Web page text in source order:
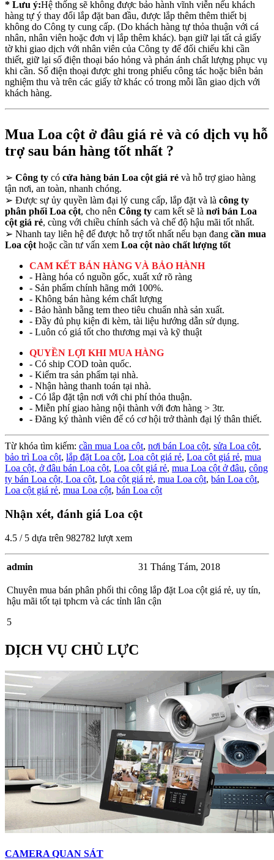
* Lưu ý:Hệ thống sẽ không được bảo hành vĩnh viễn nếu khách
hàng tự ý thay đổi lắp đặt ban đầu, được lắp thêm thêm thiết bị
không do Công ty cung cấp. (Do khách hàng tự thỏa thuận với cá
nhân, nhân viên hoặc đơn vị lắp thêm khác). bạn giữ lại tất cả giấy
tờ khi giao dịch với nhân viên của Công ty để đối chiếu khi cần
thiết, giữ lại số điện thoại báo hỏng và phản ánh chất lượng phục vụ
khi cần. Số điện thoại được ghi trong phiếu công tác hoặc biên bản
nghiệm thu và trên các giấy tờ khác có trong mỗi lần giao dịch với
khách hàng.
Mua Loa cột ở đâu giá rẻ và có dịch vụ hỗ
trợ sau bán hàng tốt nhất ?
➢ Công ty có cửa hàng bán Loa cột giá rẻ và hỗ trợ giao hàng
tận nơi, an toàn, nhanh chóng.
➢ Được sự ủy quyền làm đại lý cung cấp, lắp đặt và là công ty
phân phối Loa cột, cho nên Công ty cam kết sẽ là nơi bán Loa
cột giá rẻ, cùng với chiều chính sách và chế độ hậu mãi tốt nhất.
➢ Nhanh tay liên hệ để được hỗ trợ tốt nhất nếu bạn đang cần mua
Loa cột hoặc cần tư vấn xem Loa cột nào chất lượng tốt
CAM KẾT BÁN HÀNG VÀ BẢO HÀNH
- Hàng hóa có nguồn gốc, xuất xứ rõ ràng
- Sản phẩm chính hãng mới 100%.
- Không bán hàng kém chất lượng
- Bảo hành bằng tem theo tiêu chuẩn nhà sản xuất.
- Đầy đủ phụ kiện đi kèm, tài liệu hướng dẫn sử dụng.
- Luôn có giá tốt cho thương mại và kỹ thuật
QUYỀN LỢI KHI MUA HÀNG
- Có ship COD toàn quốc.
- Kiểm tra sản phẩm tại nhà.
- Nhận hàng thanh toán tại nhà.
- Có lắp đặt tận nơi với chi phí thỏa thuận.
- Miễn phí giao hàng nội thành với đơn hàng > 3tr.
- Đăng ký thành viên để có cơ hội trở thành đại lý thân thiết.
Từ khóa tìm kiếm: cần mua Loa cột, nơi bán Loa cột, sửa Loa cột,
bảo trì Loa cột, lắp đặt Loa cột, Loa cột giá rẻ, Loa cột giá rẻ, mua
Loa cột, ở đâu bán Loa cột, Loa cột giá rẻ, mua Loa cột ở đâu, công
ty bán Loa cột, Loa cột, Loa cột giá rẻ, mua Loa cột, bán Loa cột,
Loa cột giá rẻ, mua Loa cột, bán Loa cột
Nhận xét, đánh giá Loa cột
4.5 / 5 dựa trên 982782 lượt xem
admin 31 Tháng Tám, 2018
Chuyên mua bán phân phối thi công lắp đặt Loa cột giá rẻ, uy tín,
hậu mãi tốt tại tphcm và các tỉnh lân cận
5
DỊCH VỤ CHỦ LỰC
CAMERA QUAN SÁT